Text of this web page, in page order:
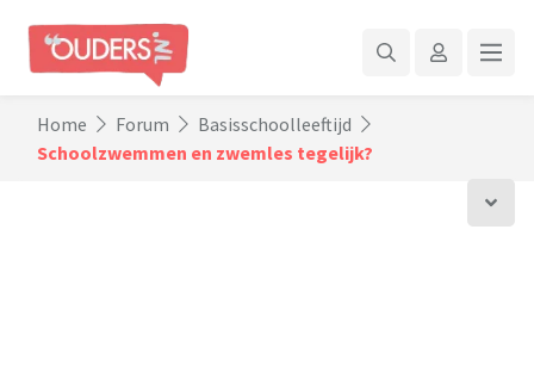
Home Forum
Basisschoolleeftijd
Schoolzwemmen en zwemles tegelijk?